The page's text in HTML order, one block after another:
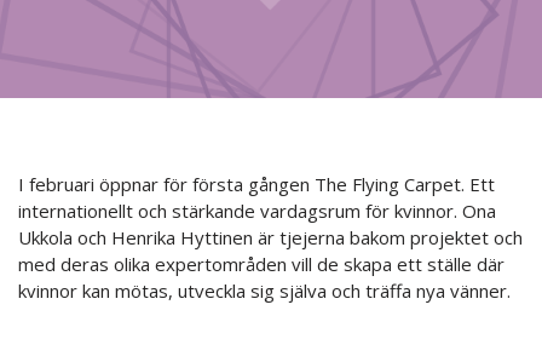
I februari öppnar för första gången The Flying Carpet. Ett
internationellt och stärkande vardagsrum för kvinnor. Ona
Ukkola och Henrika Hyttinen är tjejerna bakom projektet och
med deras olika expertområden vill de skapa ett ställe där
kvinnor kan mötas, utveckla sig själva och träffa nya vänner.